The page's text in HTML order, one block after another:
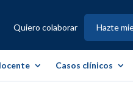
Quiero colaborar Hazte
Casos clínicos